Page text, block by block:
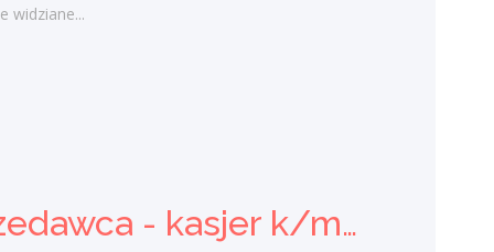
Umiejętność...
widziane...
Sprzedawca - kasjer k/m/inni